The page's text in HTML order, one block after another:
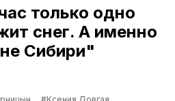
только одно
снег. А именно
Сибири"